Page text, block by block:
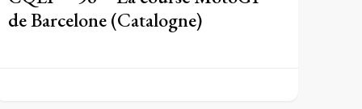
de Barcelone (Catalogne)